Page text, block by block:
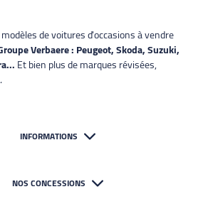
de voitures d'occasions à vendre
Verbaere : Peugeot, Skoda, Suzuki,
Et bien plus de marques révisées,
INFORMATIONS
NOS CONCESSIONS